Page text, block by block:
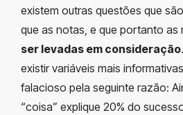
existem outras questões que
que as notas, e que portanto as
ser levadas em consideração
existir variáveis mais
falacioso pela seguinte razão:
“coisa” explique 20% do